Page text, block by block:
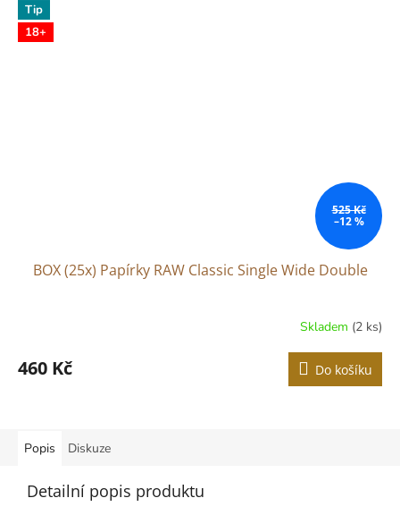
Tip
18+
525 Kč
–12 %
BOX (25x) Papírky RAW Classic Single Wide Double
produktu
je
hvězdiček.
Skladem (2 ks)
460 Kč Do košíku
Popis Diskuze
Detailní popis produktu